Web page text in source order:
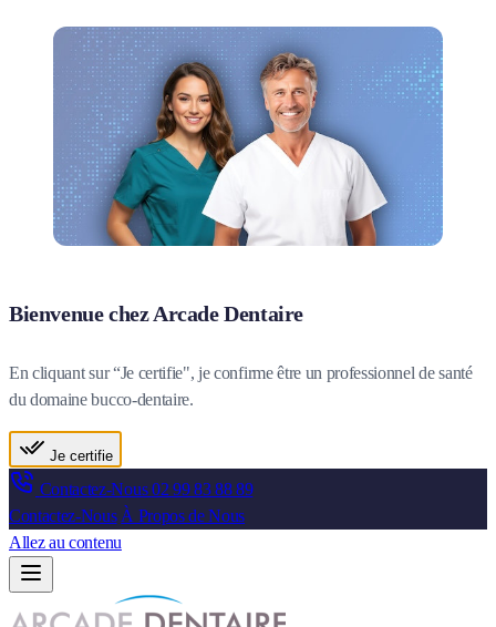
Bienvenue chez Arcade Dentaire
En cliquant sur “Je certifie", je confirme être un professionnel de santé
du domaine bucco-dentaire.
Je certifie
Contactez-Nous02 99 83 88 89
Contactez-Nous À Propos de Nous
Allez au contenu